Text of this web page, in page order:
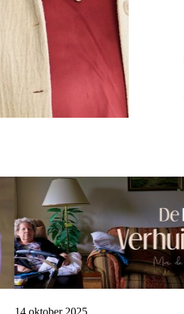
Publicatiedatum:
14 oktober 2025